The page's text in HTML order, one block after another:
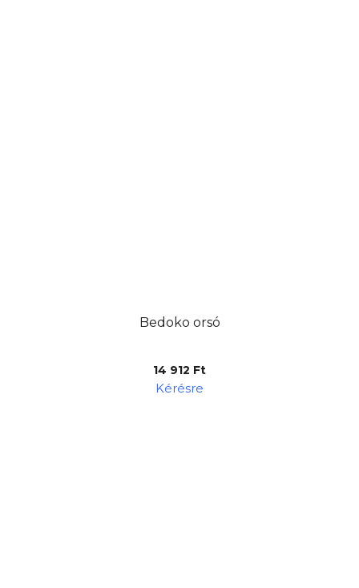
Bedoko orsó
14 912 Ft
Kérésre